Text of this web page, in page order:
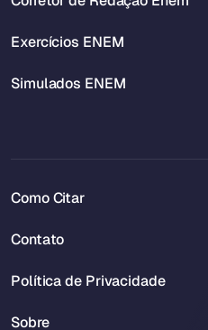
Exercícios ENEM
Simulados ENEM
Como Citar
Contato
Política de Privacidade
Sobre